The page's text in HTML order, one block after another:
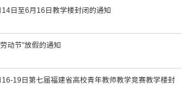
日至6月16日教学楼封闭的通知
动节”放假的通知
19日第七届福建省高校青年教师教学竞赛教学楼封